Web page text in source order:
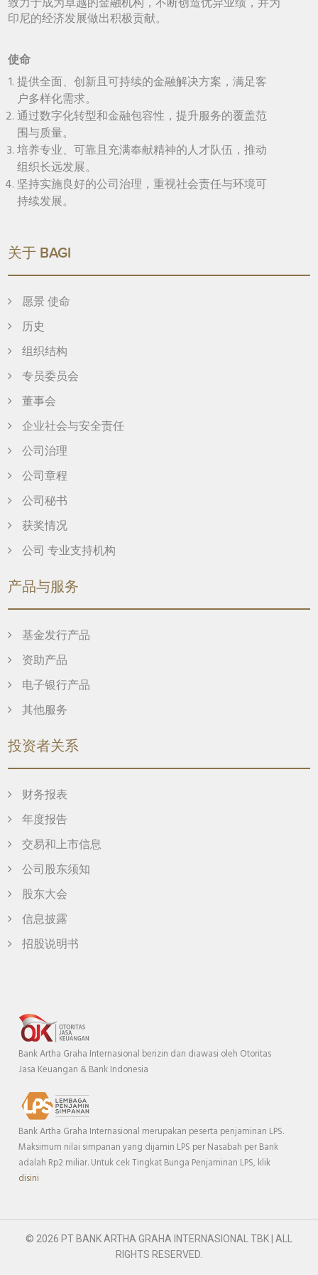
致力于成为卓越的金融机构，不断创造优异业绩，并为
印尼的经济发展做出积极贡献。
使命
提供全面、创新且可持续的金融解决方案，满足客
户多样化需求。
通过数字化转型和金融包容性，提升服务的覆盖范
围与质量。
培养专业、可靠且充满奉献精神的人才队伍，推动
组织长远发展。
坚持实施良好的公司治理，重视社会责任与环境可
持续发展。
关于 BAGI
愿景 使命
历史
组织结构
专员委员会
董事会
企业社会与安全责任
公司治理
公司章程
公司秘书
获奖情况
公司 专业支持机构
产品与服务
基金发行产品
资助产品
电子银行产品
其他服务
投资者关系
财务报表
年度报告
交易和上市信息
公司股东须知
股东大会
信息披露
招股说明书
Bank Artha Graha Internasional berizin dan diawasi oleh Otoritas
Jasa Keuangan & Bank Indonesia
Bank Artha Graha Internasional merupakan peserta penjaminan LPS.
Maksimum nilai simpanan yang dijamin LPS per Nasabah per Bank
adalah Rp2 miliar. Untuk cek Tingkat Bunga Penjaminan LPS, klik
disini
© 2026 PT BANK ARTHA GRAHA INTERNASIONAL TBK | ALL
RIGHTS RESERVED.